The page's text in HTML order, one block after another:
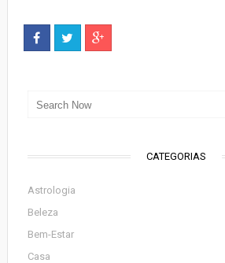
CATEGORIAS
Astrologia
Beleza
Bem-Estar
Casa